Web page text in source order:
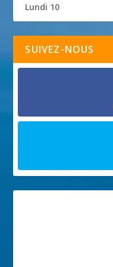
Lundi 10
SUIVEZ-NOUS